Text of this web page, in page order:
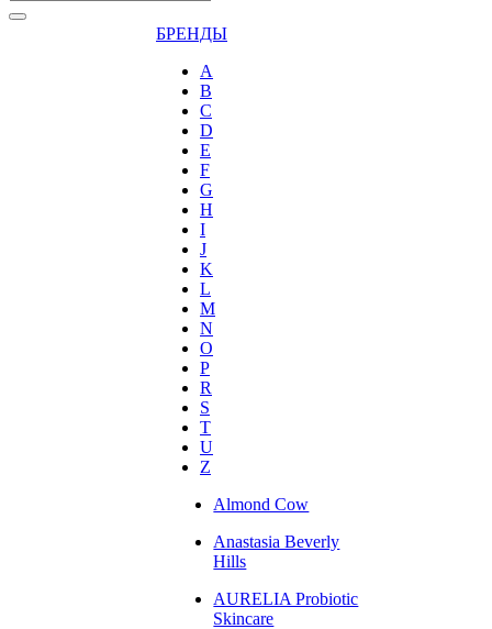
БРЕНДЫ
A
B
C
D
E
F
G
H
I
J
K
L
M
N
O
P
R
S
T
U
Z
Almond Cow
Anastasia Beverly
Hills
AURELIA Probiotic
Skincare